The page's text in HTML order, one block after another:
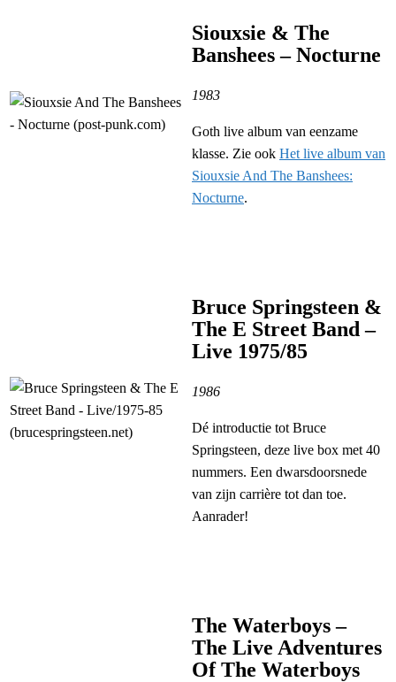
Siouxsie & The
Banshees – Nocturne
1983
Goth live album van eenzame
klasse. Zie ook Het live album van
Siouxsie And The Banshees:
Nocturne.
Bruce Springsteen &
The E Street Band –
Live 1975/85
1986
Dé introductie tot Bruce
Springsteen, deze live box met 40
nummers. Een dwarsdoorsnede
van zijn carrière tot dan toe.
Aanrader!
The Waterboys –
The Live Adventures
Of The Waterboys